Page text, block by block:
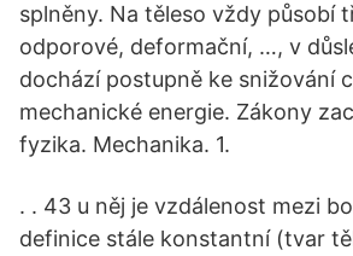
splněny. Na těleso vždy působí
odporové, deformační, …, v
dochází postupně ke snižování
mechanické energie. Zákony
fyzika. Mechanika. 1.
. . 43 u něj je vzdálenost mezi
definice stále konstantní (tvar